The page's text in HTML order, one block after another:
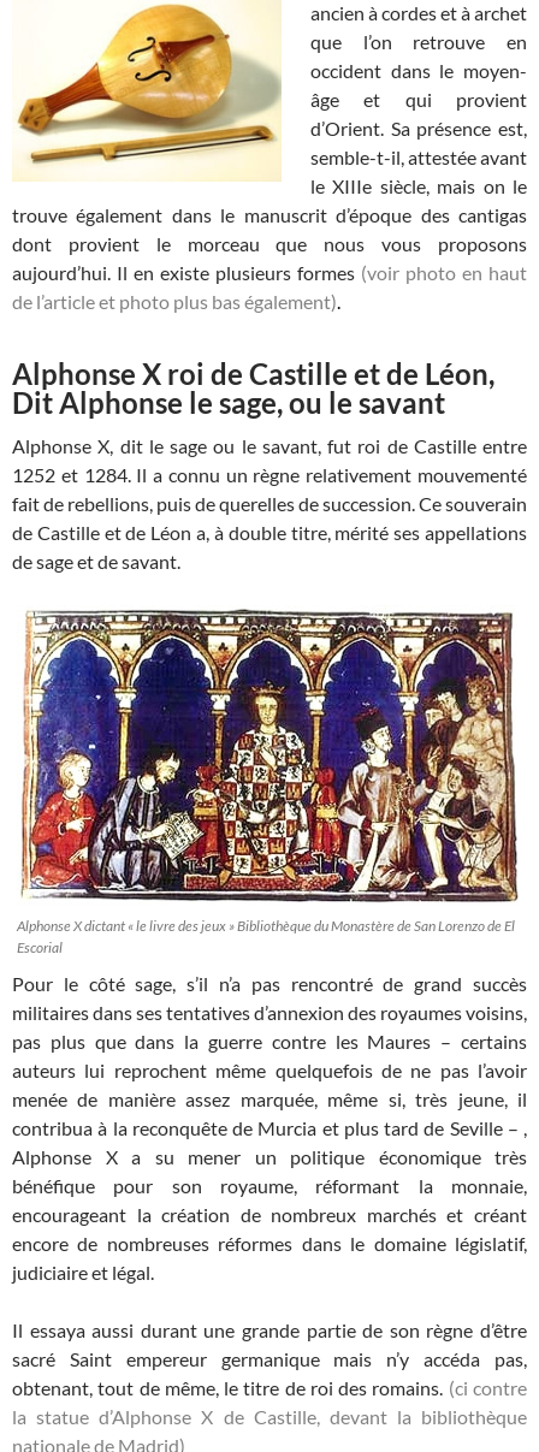
ancien à cordes et à archet
que l’on retrouve en
occident dans le moyen-
âge et qui provient
d’Orient. Sa présence est,
semble-t-il, attestée avant
le XIIIe siècle, mais on le
trouve également dans le manuscrit d’époque des cantigas
dont provient le morceau que nous vous proposons
aujourd’hui. Il en existe plusieurs formes (voir photo en haut
de l’article et photo plus bas également).
Alphonse X roi de Castille et de Léon,
Dit Alphonse le sage, ou le savant
Alphonse X, dit le sage ou le savant, fut roi de Castille entre
1252 et 1284. Il a connu un règne relativement mouvementé
fait de rebellions, puis de querelles de succession. Ce souverain
de Castille et de Léon a, à double titre, mérité ses appellations
de sage et de savant.
Alphonse X dictant « le livre des jeux » Bibliothèque du Monastère de San Lorenzo de El
Escorial
Pour le côté sage, s’il n’a pas rencontré de grand succès
militaires dans ses tentatives d’annexion des royaumes voisins,
pas plus que dans la guerre contre les Maures – certains
auteurs lui reprochent même quelquefois de ne pas l’avoir
menée de manière assez marquée, même si, très jeune, il
contribua à la reconquête de Murcia et plus tard de Seville – ,
Alphonse X a su mener un politique économique très
bénéfique pour son royaume, réformant la monnaie,
encourageant la création de nombreux marchés et créant
encore de nombreuses réformes dans le domaine législatif,
judiciaire et légal.
Il essaya aussi durant une grande partie de son règne d’être
sacré Saint empereur germanique mais n’y accéda pas,
obtenant, tout de même, le titre de roi des romains. (ci contre
la statue d’Alphonse X de Castille, devant la bibliothèque
nationale de Madrid)